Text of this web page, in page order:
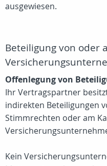
ausgewiesen.
Beteiligung von oder
Offenlegung von
Ihr Vertragspartner
indirekten Beteiligungen
Stimmrechten oder am
Kein